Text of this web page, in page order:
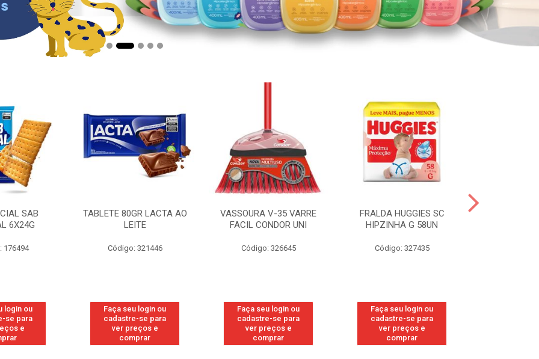
SAB
6X24G
176494
login ou
se para
e
TABLETE 80GR LACTA AO
LEITE
Código: 321446
Faça seu login ou
cadastre-se para
ver preços e
comprar
VASSOURA V-35 VARRE
FACIL CONDOR UNI
Código: 326645
Faça seu login ou
cadastre-se para
ver preços e
comprar
FRALDA HUGGIES SC
HIPZINHA G 58UN
Código: 327435
Faça seu login ou
cadastre-se para
ver preços e
comprar